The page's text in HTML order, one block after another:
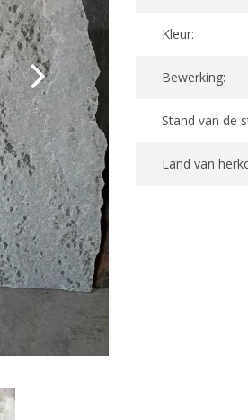
Kleur:
Bewerking:
Stand van de
Land van